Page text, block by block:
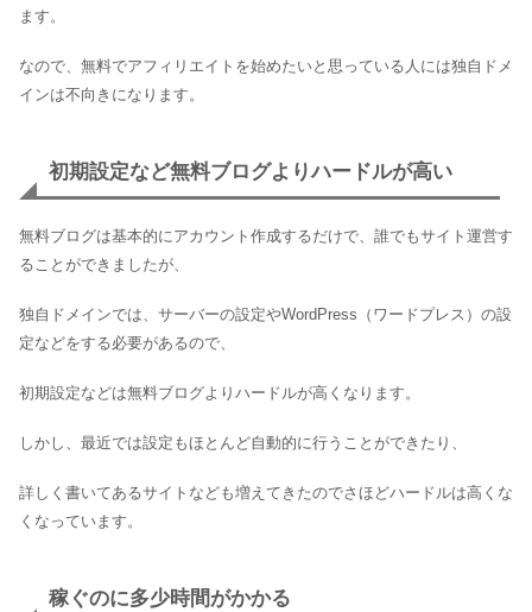
ます。
なので、無料でアフィリエイトを始めたいと思っている人には独自ドメ
インは不向きになります。
初期設定など無料ブログよりハードルが高い
無料ブログは基本的にアカウント作成するだけで、誰でもサイト運営す
ることができましたが、
独自ドメインでは、サーバーの設定やWordPress（ワードプレス）の設
定などをする必要があるので、
初期設定などは無料ブログよりハードルが高くなります。
しかし、最近では設定もほとんど自動的に行うことができたり、
詳しく書いてあるサイトなども増えてきたのでさほどハードルは高くな
くなっています。
稼ぐのに多少時間がかかる